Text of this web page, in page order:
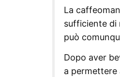
La
sufficiente di
può
Dopo aver
a permettere